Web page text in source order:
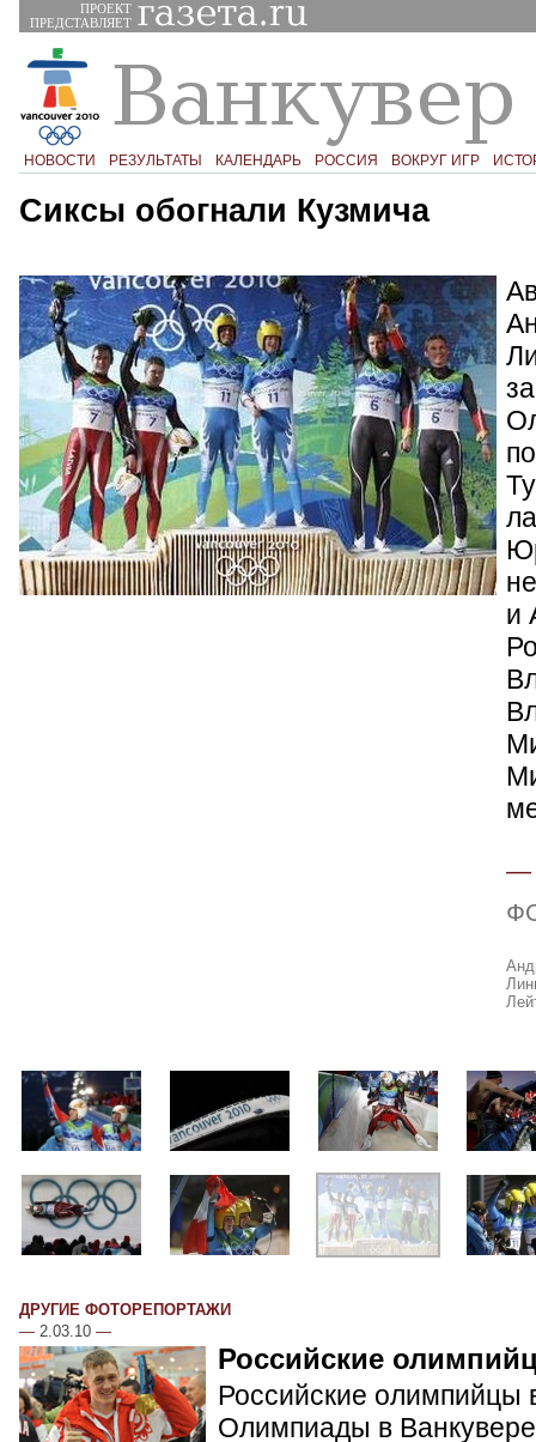
ПРОЕКТ
ПРЕДСТАВЛЯЕТ
НОВОСТИ РЕЗУЛЬТАТЫ КАЛЕНДАРЬ РОССИЯ ВОКРУГ ИГР
Сиксы обогнали Кузмича
и
ДРУГИЕ ФОТОРЕПОРТАЖИ
— 2.03.10 —
Российские
Российские олимпийцы
Олимпиады в